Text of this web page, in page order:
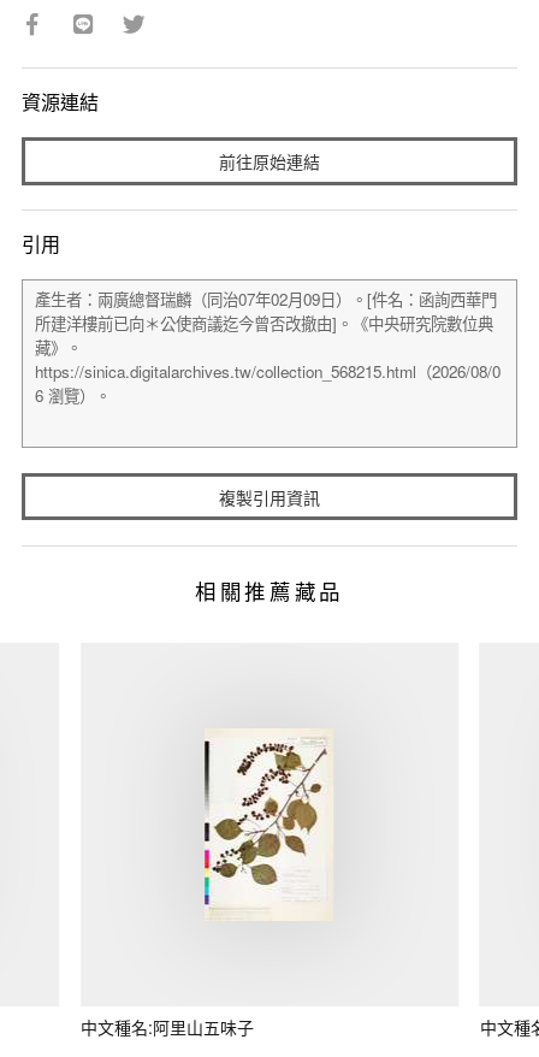
資源連結
前往原始連結
引用
複製引用資訊
相關推薦藏品
中文種名:阿里山五味子 中文種